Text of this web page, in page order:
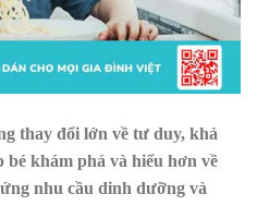
thay đổi lớn về tư duy, khả
khám phá và hiểu hơn về
nhu cầu dinh dưỡng và